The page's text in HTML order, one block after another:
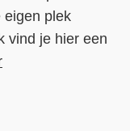
eigen plek
vind je hier een